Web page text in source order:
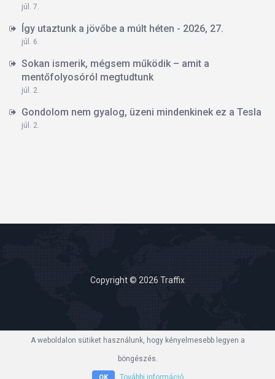
júl. 7.
Így utaztunk a jövőbe a múlt héten - 2026, 27.
júl. 6.
Sokan ismerik, mégsem működik – amit a
mentőfolyosóról megtudtunk
júl. 2.
Gondolom nem gyalog, üzeni mindenkinek ez a Tesla
júl. 2.
Copyright © 2026 Traffix
A weboldalon sütiket használunk, hogy kényelmesebb legyen a
böngészés.
OK További információ